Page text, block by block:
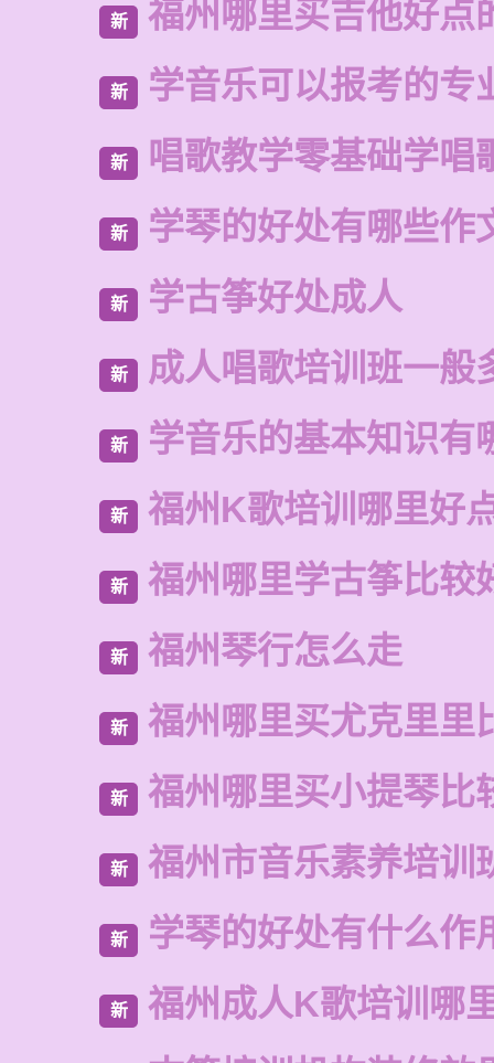
新 福州哪里买吉他好点
新 学音乐可以报考的专
新 唱歌教学零基础学唱
新 学琴的好处有哪些作
新 学古筝好处成人
新 成人唱歌培训班一般
新 学音乐的基本知识有
新 福州K歌培训哪里好
新 福州哪里学古筝比较
新 福州琴行怎么走
新 福州哪里买尤克里里
新 福州哪里买小提琴比
新 福州市音乐素养培训
新 学琴的好处有什么作
新 福州成人K歌培训哪